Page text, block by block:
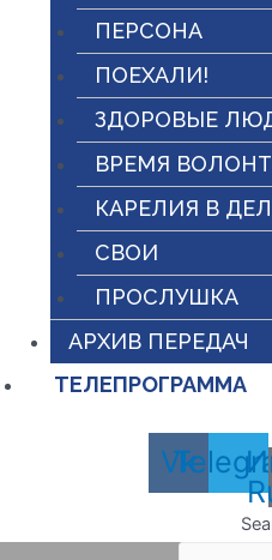
ПЕРСОНА
ПОЕХАЛИ!
ЗДОРОВЫЕ
ВРЕМЯ
КАРЕЛИЯ В
СВОИ
ПРОСЛУШКА
АРХИВ ПЕРЕДАЧ
ТЕЛЕПРОГРАММА
Vk